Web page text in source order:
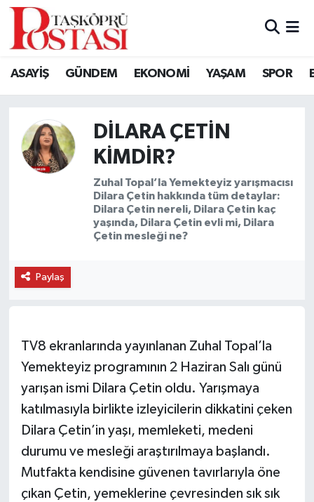
ASAYİŞ GÜNDEM EKONOMİ YAŞAM SPOR
DILARA ÇETIN
KIMDIR?
Zuhal Topal’la Yemekteyiz yarışmacısı
Dilara Çetin hakkında tüm detaylar:
Dilara Çetin nereli, Dilara Çetin kaç
yaşında, Dilara Çetin evli mi, Dilara
Çetin mesleği ne?
Paylaş
TV8 ekranlarında yayınlanan Zuhal Topal’la
Yemekteyiz programının 2 Haziran Salı günü
yarışan ismi Dilara Çetin oldu. Yarışmaya
katılmasıyla birlikte izleyicilerin dikkatini çeken
Dilara Çetin’in yaşı, memleketi, medeni
durumu ve mesleği araştırılmaya başlandı.
Mutfakta kendisine güvenen tavırlarıyla öne
çıkan Çetin, yemeklerine çevresinden sık sık
Kastamonu Vefat Edenler
Ağlı Haberleri
Araç Haberleri
Azdavay Haberleri
Bozkurt Haberleri
Çatalzeytin Haberleri
Daday Haberleri
Devrekani Haberleri
Doğanyurt Haberleri
Hanönü Haberleri
İhsangazi Haberleri